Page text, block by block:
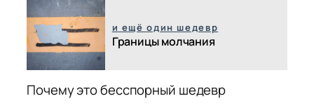
и ещё один шедевр
Границы молчания
Почему это бесспорный шедевр